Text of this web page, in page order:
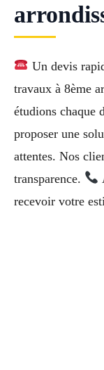
Un devis
travaux à 8ème
étudions chaque
proposer une
attentes. Nos
transparence.
recevoir votre